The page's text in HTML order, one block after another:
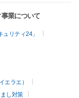
業について
リティ24」
エラエ）
し対策